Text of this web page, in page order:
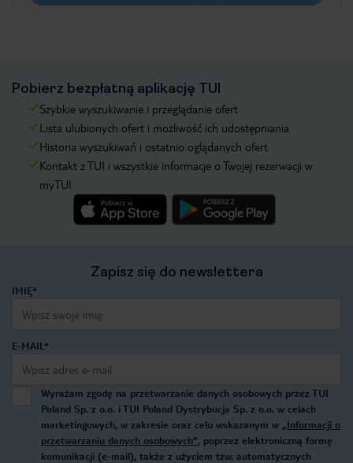
Pobierz bezpłatną aplikację TUI
Szybkie wyszukiwanie i przeglądanie ofert
Lista ulubionych ofert i możliwość ich udostępniania
Historia wyszukiwań i ostatnio oglądanych ofert
Kontakt z TUI i wszystkie informacje o Twojej rezerwacji w
myTUI
Zapisz się do newslettera
IMIĘ*
E-MAIL*
Wyrażam zgodę na przetwarzanie danych osobowych przez TUI
Poland Sp. z o.o. i TUI Poland Dystrybucja Sp. z o.o. w celach
marketingowych, w zakresie oraz celu wskazanym w „Informacji o
przetwarzaniu danych osobowych”, poprzez elektroniczną formę
komunikacji (e-mail), także z użyciem tzw. automatycznych